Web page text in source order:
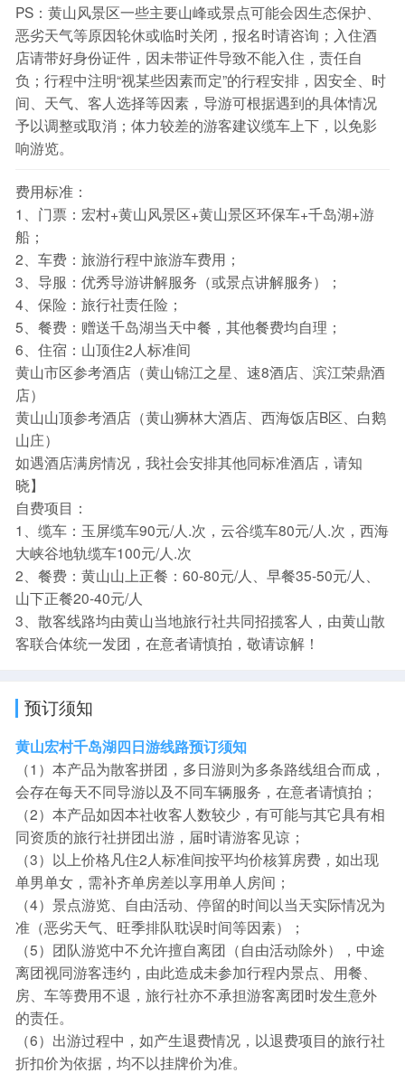
PS：黄山风景区一些主要山峰或景点可能会因生态保护、
恶劣天气等原因轮休或临时关闭，报名时请咨询；入住酒
店请带好身份证件，因未带证件导致不能入住，责任自
负；行程中注明“视某些因素而定”的行程安排，因安全、时
间、天气、客人选择等因素，导游可根据遇到的具体情况
予以调整或取消；体力较差的游客建议缆车上下，以免影
响游览。
费用标准：
1、门票：宏村+黄山风景区+黄山景区环保车+千岛湖+游
船；
2、车费：旅游行程中旅游车费用；
3、导服：优秀导游讲解服务（或景点讲解服务）；
4、保险：旅行社责任险；
5、餐费：赠送千岛湖当天中餐，其他餐费均自理；
6、住宿：山顶住2人标准间
黄山市区参考酒店（黄山锦江之星、速8酒店、滨江荣鼎酒
店）
黄山山顶参考酒店（黄山狮林大酒店、西海饭店B区、白鹅
山庄）
如遇酒店满房情况，我社会安排其他同标准酒店，请知
晓】
自费项目：
1、缆车：玉屏缆车90元/人.次，云谷缆车80元/人.次，西海
大峡谷地轨缆车100元/人.次
2、餐费：黄山山上正餐：60-80元/人、早餐35-50元/人、
山下正餐20-40元/人
3、散客线路均由黄山当地旅行社共同招揽客人，由黄山散
客联合体统一发团，在意者请慎拍，敬请谅解！
预订须知
黄山宏村千岛湖四日游线路预订须知
（1）本产品为散客拼团，多日游则为多条路线组合而成，
会存在每天不同导游以及不同车辆服务，在意者请慎拍；
（2）本产品如因本社收客人数较少，有可能与其它具有相
同资质的旅行社拼团出游，届时请游客见谅；
（3）以上价格凡住2人标准间按平均价核算房费，如出现
单男单女，需补齐单房差以享用单人房间；
（4）景点游览、自由活动、停留的时间以当天实际情况为
准（恶劣天气、旺季排队耽误时间等因素）；
（5）团队游览中不允许擅自离团（自由活动除外），中途
离团视同游客违约，由此造成未参加行程内景点、用餐、
房、车等费用不退，旅行社亦不承担游客离团时发生意外
的责任。
（6）出游过程中，如产生退费情况，以退费项目的旅行社
折扣价为依据，均不以挂牌价为准。